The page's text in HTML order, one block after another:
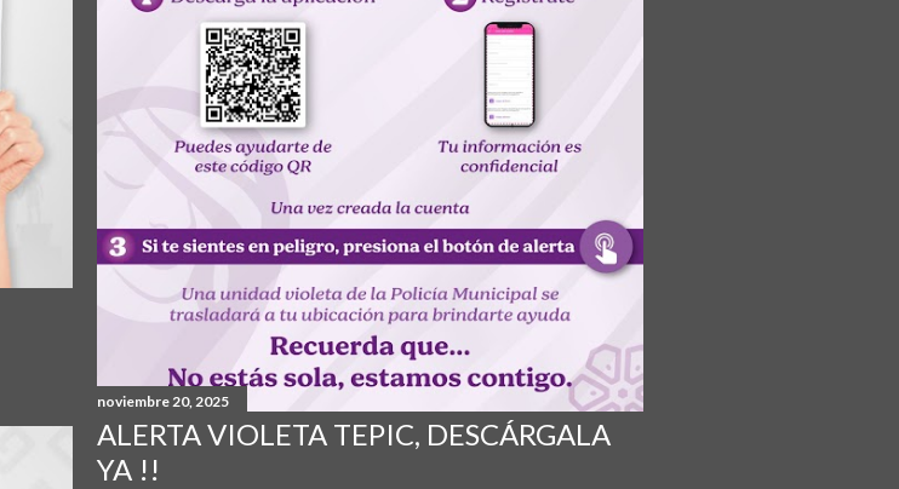
noviembre 20, 2025
ALERTA VIOLETA TEPIC, DESCÁRGALA
YA !!